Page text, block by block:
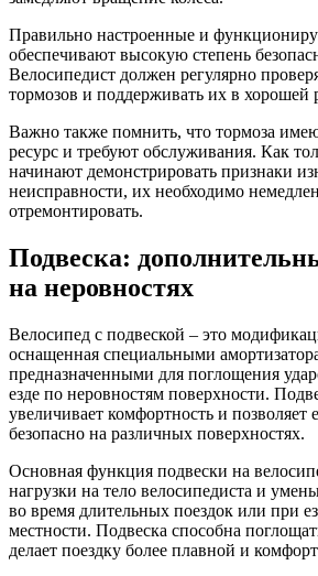
Правильно настроенные и
обеспечивают высокую степень
Велосипедист должен регулярно
тормозов и поддерживать их в хорошей
Важно также помнить, что тормоза
ресурс и требуют обслуживания. Как
начинают демонстрировать признаки
неисправности, их необходимо
отремонтировать.
Подвеска:
на неровностях
Велосипед с подвеской – это
оснащенная специальными
предназначенными для поглощения
езде по неровностям поверхности.
увеличивает комфортность и позволяет
безопасно на различных поверхностях.
Основная функция подвески на
нагрузки на тело велосипедиста и
во время длительных поездок или при
местности. Подвеска способна
делает поездку более плавной и